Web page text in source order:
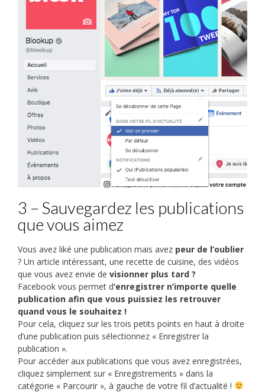
3 – Sauvegardez les publications
que vous aimez
Vous avez liké une publication mais avez peur de l’oublier
? Un article intéressant, une recette de cuisine, des vidéos
que vous avez envie de visionner plus tard ?
Facebook vous permet d‘enregistrer n’importe quelle
publication afin que vous puissiez les retrouver
quand vous le souhaitez !
Pour cela, cliquez sur les trois petits points en haut à droite
d’une publication puis sélectionnez « Enregistrer la
publication ».
Pour accéder aux publications que vous avez enregistrées,
cliquez simplement sur « Enregistrements » dans la
catégorie « Parcourir », à gauche de votre fil d’actualité !